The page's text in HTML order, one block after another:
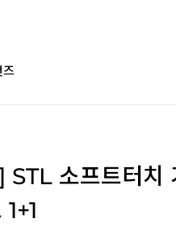
즈
소프트터치